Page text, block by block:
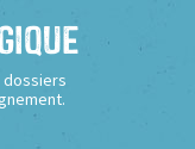
dossiers